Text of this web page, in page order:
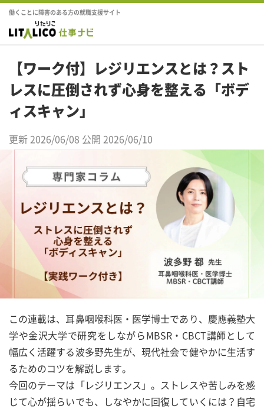
働くことに障害のある方の就職支援サイト
【ワーク付】レジリエンスとは？スト
レスに圧倒されず心身を整える「ボデ
ィスキャン」
更新 2026/06/08 公開 2026/06/10
この連載は、耳鼻咽喉科医・医学博士であり、慶應義塾大
学や金沢大学で研究をしながらMBSR・CBCT講師として
幅広く活躍する波多野先生が、現代社会で健やかに生活す
るためのコツを解説します。
今回のテーマは「レジリエンス」。ストレスや苦しみを感
じて心が揺らいでも、しなやかに回復していくには？自宅